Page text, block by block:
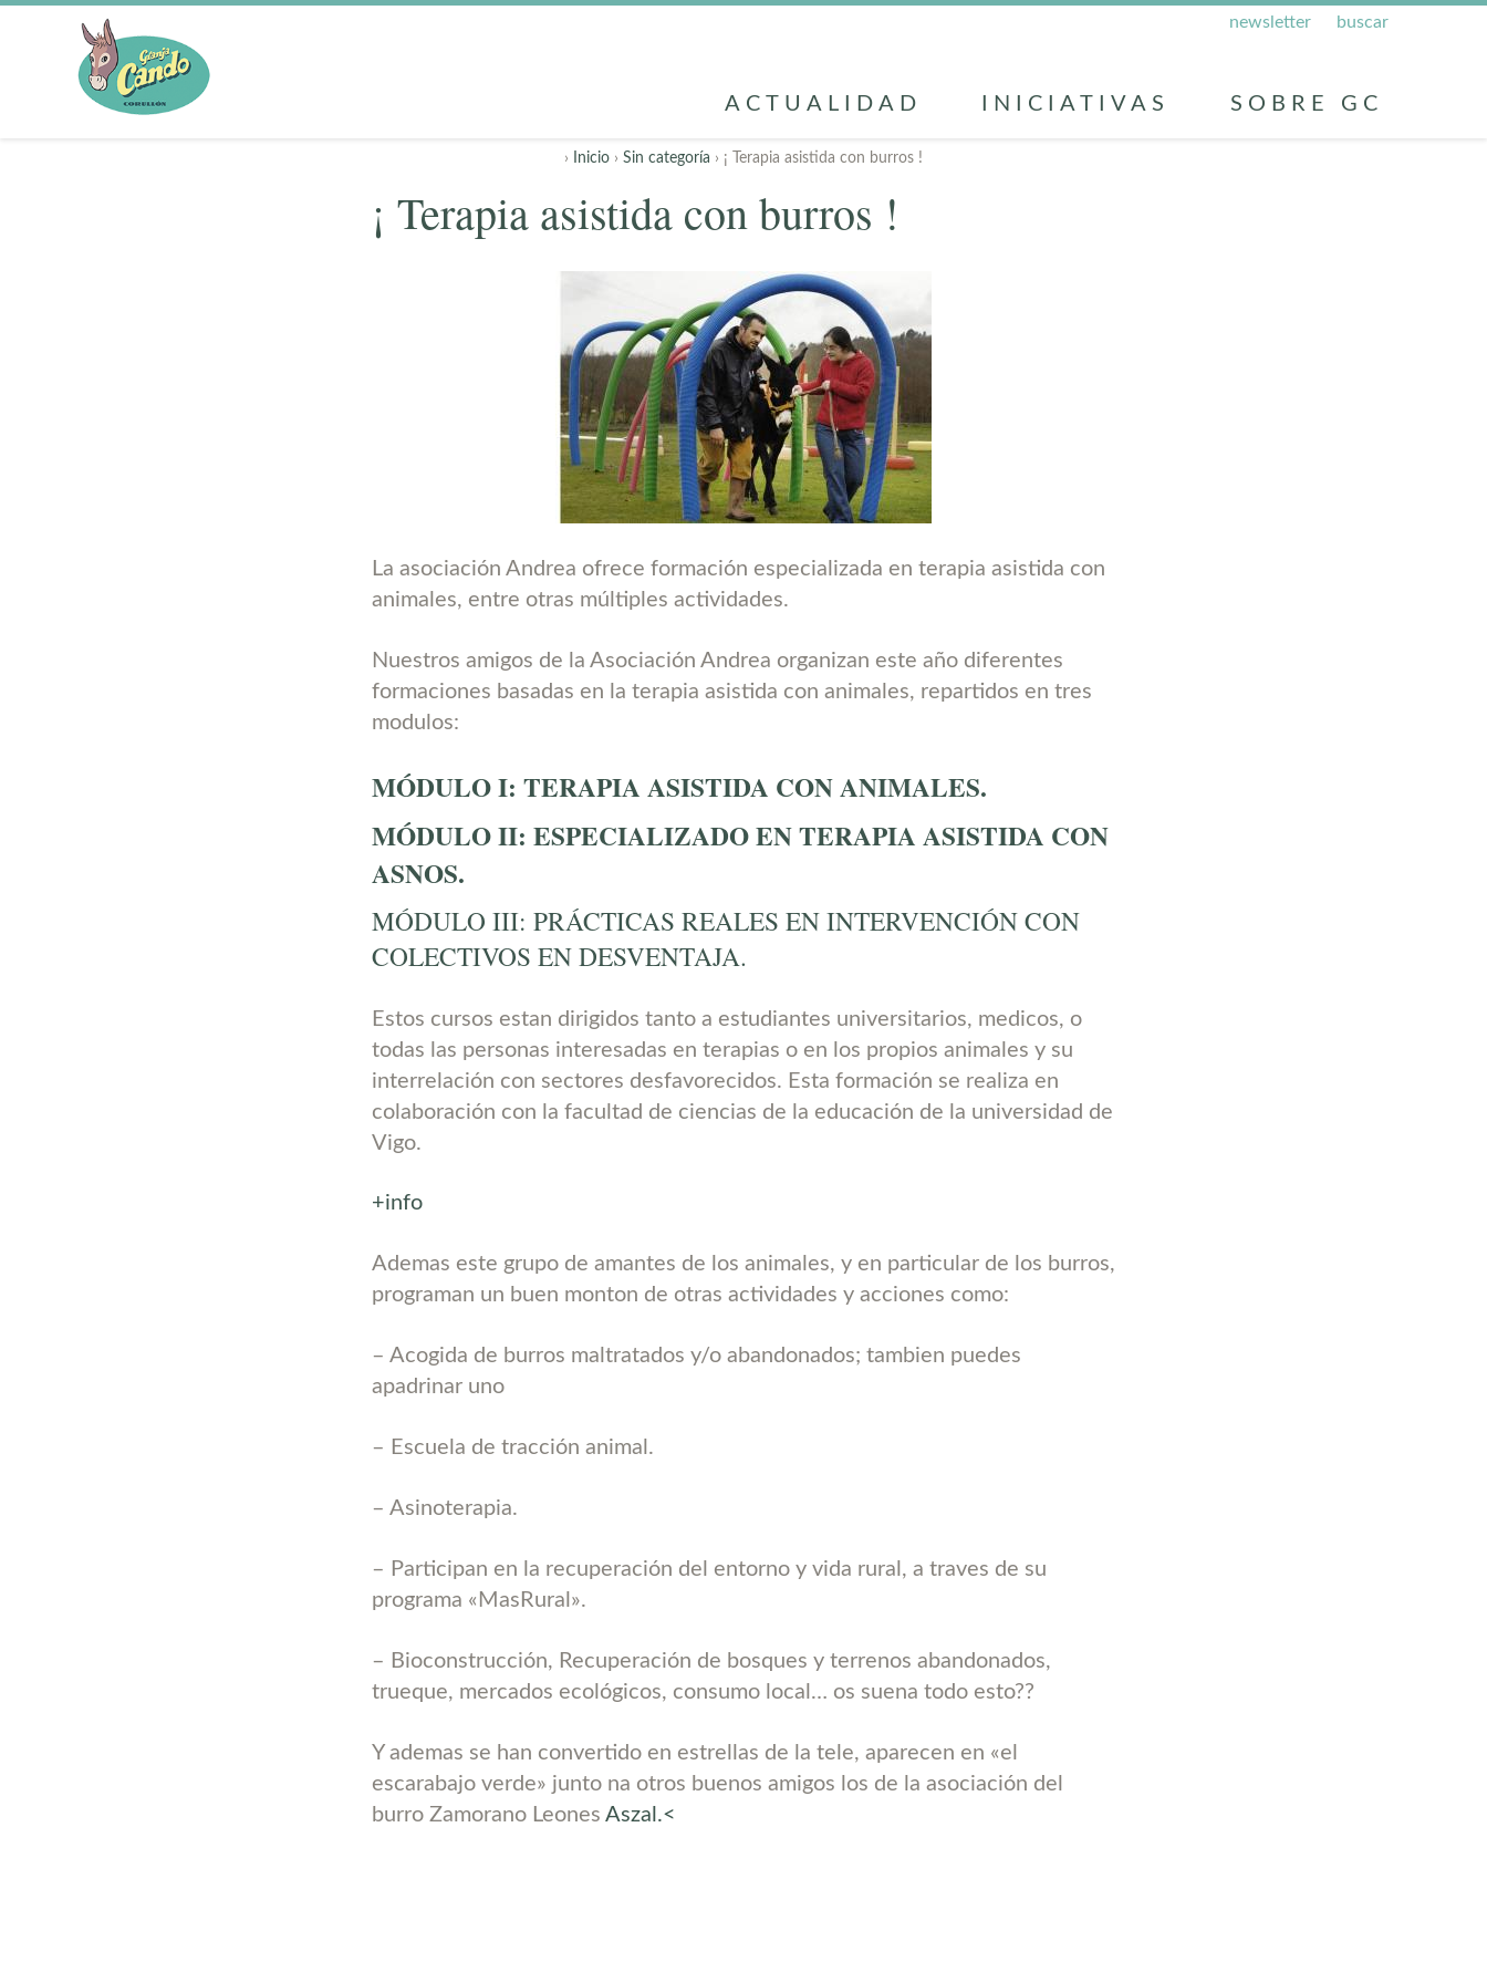
buscar
newsletter
SOBRE GC
INICIATIVAS
ACTUALIDAD
› Inicio › Sin categoría › ¡ Terapia asistida con burros !
¡ Terapia asistida con burros !
La asociación Andrea ofrece formación especializada en terapia asistida con
animales, entre otras múltiples actividades.
Nuestros amigos de la Asociación Andrea organizan este año diferentes
formaciones basadas en la terapia asistida con animales, repartidos en tres
modulos:
MÓDULO I: TERAPIA ASISTIDA CON ANIMALES.
MÓDULO II: ESPECIALIZADO EN TERAPIA ASISTIDA CON
ASNOS.
MÓDULO III: PRÁCTICAS REALES EN INTERVENCIÓN CON
COLECTIVOS EN DESVENTAJA.
Estos cursos estan dirigidos tanto a estudiantes universitarios, medicos, o
todas las personas interesadas en terapias o en los propios animales y su
interrelación con sectores desfavorecidos. Esta formación se realiza en
colaboración con la facultad de ciencias de la educación de la universidad de
Vigo.
+info
Ademas este grupo de amantes de los animales, y en particular de los burros,
programan un buen monton de otras actividades y acciones como:
– Acogida de burros maltratados y/o abandonados; tambien puedes
apadrinar uno
– Escuela de tracción animal.
– Asinoterapia.
– Participan en la recuperación del entorno y vida rural, a traves de su
programa «MasRural».
– Bioconstrucción, Recuperación de bosques y terrenos abandonados,
trueque, mercados ecológicos, consumo local… os suena todo esto??
Y ademas se han convertido en estrellas de la tele, aparecen en «el
escarabajo verde» junto na otros buenos amigos los de la asociación del
burro Zamorano Leones Aszal.<